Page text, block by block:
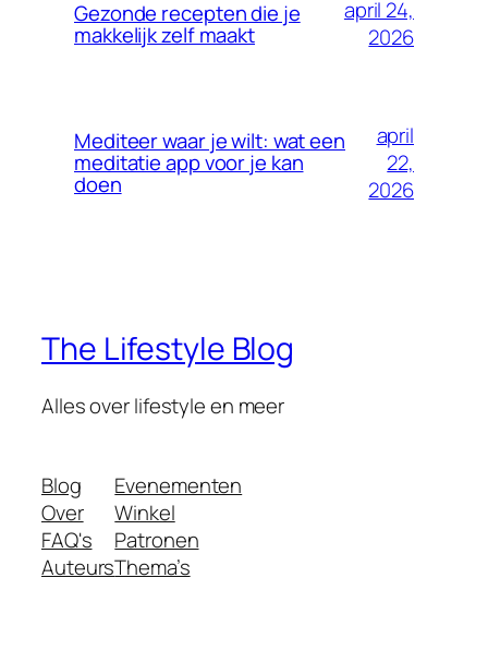
Gezonde recepten die je
makkelijk zelf maakt
april 24,
2026
Mediteer waar je wilt: wat een
meditatie app voor je kan
doen
april
22,
2026
The Lifestyle Blog
Alles over lifestyle en meer
Blog
Over
FAQ's
Auteurs
Evenementen
Winkel
Patronen
Thema’s